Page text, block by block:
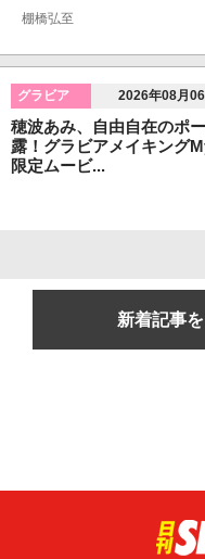
棚橋弘至
グラビア 2026年08月06
穂波あみ、自由自在のポ
露！グラビアメイキング
限定ムービ...
新着記事